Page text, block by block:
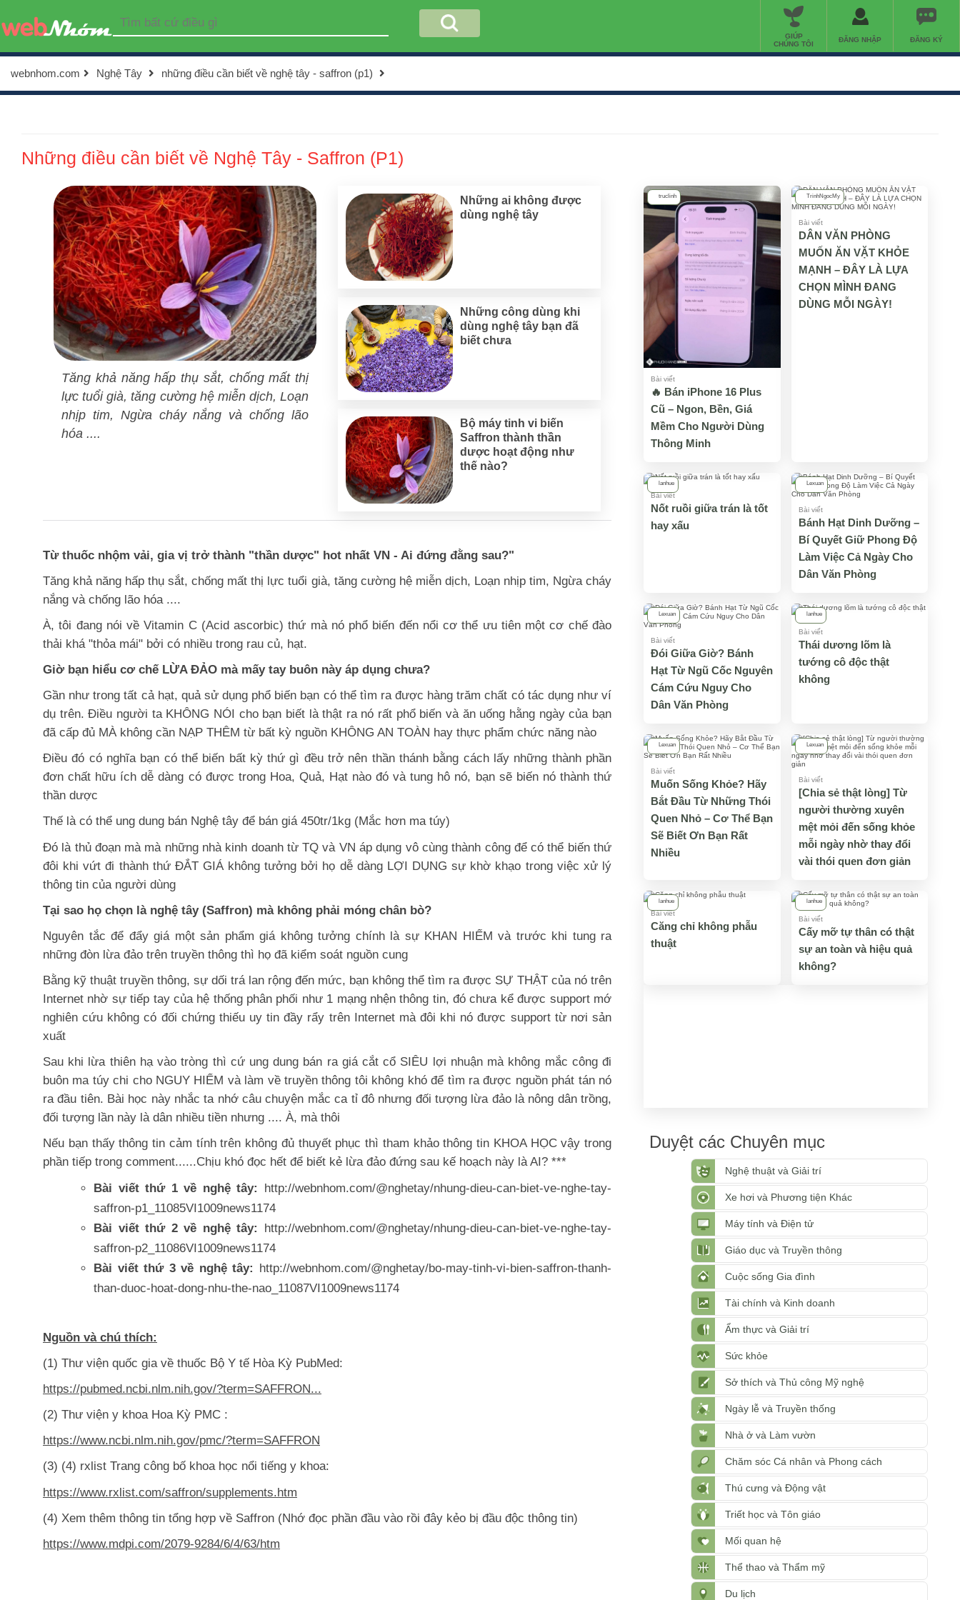
ĐĂNG KÝ
ĐĂNG NHẬP
GIÚP
CHÚNG TÔI
webnhom.com Nghệ Tây những điều cần biết về nghệ tây - saffron (p1)
Những điều cần biết về Nghệ Tây - Saffron (P1)
Tăng khả năng hấp thụ sắt, chống mất thị
lực tuổi già, tăng cường hệ miễn dịch, Loạn
nhịp tim, Ngừa cháy nắng và chống lão
hóa ....
Những ai không được
dùng nghệ tây
Những công dùng khi
dùng nghệ tây bạn đã
biết chưa
Bộ máy tinh vi biến
Saffron thành thần
dược hoạt động như
thế nào?
Từ thuốc nhộm vải, gia vị trở thành "thần dược" hot nhất VN - Ai đứng đằng sau?"
Tăng khả năng hấp thụ sắt, chống mất thị lực tuổi già, tăng cường hệ miễn dịch, Loạn nhịp tim, Ngừa cháy
nắng và chống lão hóa ....
À, tôi đang nói về Vitamin C (Acid ascorbic) thứ mà nó phổ biến đến nổi cơ thể ưu tiên một cơ chế đào
thải khá "thỏa mái" bởi có nhiều trong rau củ, hạt.
Giờ bạn hiểu cơ chế LỪA ĐẢO mà mấy tay buôn này áp dụng chưa?
Gần như trong tất cả hạt, quả sử dụng phổ biến bạn có thể tìm ra được hàng trăm chất có tác dụng như ví
dụ trên. Điều người ta KHÔNG NÓI cho bạn biết là thật ra nó rất phổ biến và ăn uống hằng ngày của bạn
đã cấp đủ MÀ không cần NẠP THÊM từ bất kỳ nguồn KHÔNG AN TOÀN hay thực phẩm chức năng nào
Điều đó có nghĩa bạn có thể biến bất kỳ thứ gì đều trở nên thần thánh bằng cách lấy những thành phần
đơn chất hữu ích dễ dàng có được trong Hoa, Quả, Hạt nào đó và tung hô nó, bạn sẽ biến nó thành thứ
thần dược
Thế là có thể ung dung bán Nghệ tây để bán giá 450tr/1kg (Mắc hơn ma túy)
Đó là thủ đoạn mà mà những nhà kinh doanh từ TQ và VN áp dụng vô cùng thành công để có thể biến thứ
đôi khi vứt đi thành thứ ĐẮT GIÁ không tưởng bởi họ dễ dàng LỢI DỤNG sự khờ khạo trong việc xử lý
thông tin của người dùng
Tại sao họ chọn là nghệ tây (Saffron) mà không phải móng chân bò?
Nguyên tắc để đẩy giá một sản phẩm giá không tưởng chính là sự KHAN HIẾM và trước khi tung ra
những đòn lừa đảo trên truyền thông thì họ đã kiểm soát nguồn cung
Bằng kỹ thuật truyền thông, sự dối trá lan rộng đến mức, bạn không thể tìm ra được SỰ THẬT của nó trên
Internet nhờ sự tiếp tay của hệ thống phân phối như 1 mạng nhện thông tin, đó chưa kể được support mớ
nghiên cứu không có đối chứng thiếu uy tin đầy rẩy trên Internet mà đôi khi nó được support từ nơi sản
xuất
Sau khi lừa thiên hạ vào tròng thì cứ ung dung bán ra giá cắt cổ SIÊU lợi nhuận mà không mắc công đi
buôn ma túy chi cho NGUY HIỂM và làm về truyền thông tôi không khó để tìm ra được nguồn phát tán nó
ra đầu tiên. Bài học này nhắc ta nhớ câu chuyện mắc ca tỉ đô nhưng đối tượng lừa đảo là nông dân trồng,
đối tượng lần này là dân nhiều tiền nhưng .... À, mà thôi
Nếu bạn thấy thông tin cảm tính trên không đủ thuyết phục thì tham khảo thông tin KHOA HỌC vậy trong
phần tiếp trong comment......Chịu khó đọc hết để biết kẻ lừa đảo đứng sau kế hoạch này là AI? ***
Bài viết thứ 1 về nghệ tây:
http://webnhom.com/@nghetay/nhung-dieu-can-biet-ve-nghe-tay-
saffron-p1_11085VI1009news1174
Bài viết thứ 2 về nghệ tây: http://webnhom.com/@nghetay/nhung-dieu-can-biet-ve-nghe-tay-
saffron-p2_11086VI1009news1174
Bài viết thứ 3 về nghệ tây: http://webnhom.com/@nghetay/bo-may-tinh-vi-bien-saffron-thanh-
than-duoc-hoat-dong-nhu-the-nao_11087VI1009news1174
Nguồn và chú thích:
(1) Thư viện quốc gia về thuốc Bộ Y tế Hòa Kỳ PubMed:
https://pubmed.ncbi.nlm.nih.gov/?term=SAFFRON...
(2) Thư viện y khoa Hoa Kỳ PMC :
https://www.ncbi.nlm.nih.gov/pmc/?term=SAFFRON
(3) (4) rxlist Trang công bố khoa học nổi tiếng y khoa:
https://www.rxlist.com/saffron/supplements.htm
(4) Xem thêm thông tin tổng hợp về Saffron (Nhớ đọc phần đầu vào rồi đây kẻo bị đầu độc thông tin)
https://www.mdpi.com/2079-9284/6/4/63/htm
truclinh
Bài viết
🔥 Bán iPhone 16 Plus
Cũ – Ngon, Bền, Giá
Mềm Cho Người Dùng
Thông Minh
TrinhNgocMy
Bài viết
DÂN VĂN PHÒNG
MUỐN ĂN VẶT KHỎE
MẠNH – ĐÂY LÀ LỰA
CHỌN MÌNH ĐANG
DÙNG MỖI NGÀY!
lanhue
Bài viết
Nốt ruồi giữa trán là tốt
hay xấu
Lexuan
Bài viết
Bánh Hạt Dinh Dưỡng –
Bí Quyết Giữ Phong Độ
Làm Việc Cả Ngày Cho
Dân Văn Phòng
Lexuan
Bài viết
Đói Giữa Giờ? Bánh
Hạt Từ Ngũ Cốc Nguyên
Cám Cứu Nguy Cho
Dân Văn Phòng
lanhue
Bài viết
Thái dương lõm là
tướng cô độc thật
không
Lexuan
Bài viết
Muốn Sống Khỏe? Hãy
Bắt Đầu Từ Những Thói
Quen Nhỏ – Cơ Thể Bạn
Sẽ Biết Ơn Bạn Rất
Nhiều
Lexuan
Bài viết
[Chia sẻ thật lòng] Từ
người thường xuyên
mệt mỏi đến sống khỏe
mỗi ngày nhờ thay đổi
vài thói quen đơn giản
lanhue
Bài viết
Căng chỉ không phẫu
thuật
lanhue
Bài viết
Cấy mỡ tự thân có thật
sự an toàn và hiệu quả
không?
Duyệt các Chuyên mục
Nghệ thuật và Giải trí
Xe hơi và Phương tiện Khác
Máy tính và Điện tử
Giáo dục và Truyền thông
Cuộc sống Gia đình
Tài chính và Kinh doanh
Ẩm thực và Giải trí
Sức khỏe
Sở thích và Thủ công Mỹ nghệ
Ngày lễ và Truyền thống
Nhà ở và Làm vườn
Chăm sóc Cá nhân và Phong cách
Thú cưng và Động vật
Triết học và Tôn giáo
Mối quan hệ
Thể thao và Thẩm mỹ
Du lịch